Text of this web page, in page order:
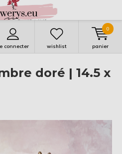
connecter wishlist panier
0
doré | 14.5 x